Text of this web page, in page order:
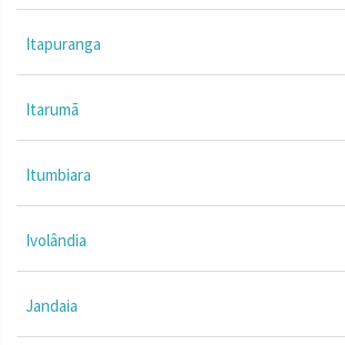
Itapuranga
Itarumã
Itumbiara
Ivolândia
Jandaia